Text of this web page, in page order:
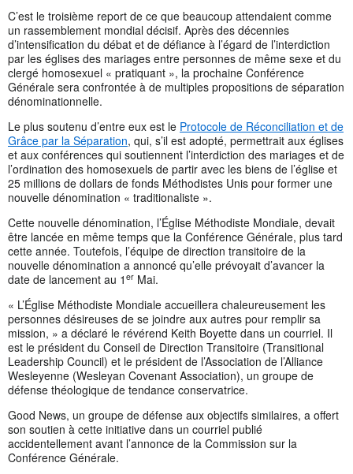
C’est le troisième report de ce que beaucoup attendaient comme
un rassemblement mondial décisif. Après des décennies
d’intensification du débat et de défiance à l’égard de l’interdiction
par les églises des mariages entre personnes de même sexe et du
clergé homosexuel « pratiquant », la prochaine Conférence
Générale sera confrontée à de multiples propositions de séparation
dénominationnelle.
Le plus soutenu d’entre eux est le Protocole de Réconciliation et de
Grâce par la Séparation, qui, s’il est adopté, permettrait aux églises
et aux conférences qui soutiennent l’interdiction des mariages et de
l’ordination des homosexuels de partir avec les biens de l’église et
25 millions de dollars de fonds Méthodistes Unis pour former une
nouvelle dénomination « traditionaliste ».
Cette nouvelle dénomination, l’Église Méthodiste Mondiale, devait
être lancée en même temps que la Conférence Générale, plus tard
cette année. Toutefois, l’équipe de direction transitoire de la
nouvelle dénomination a annoncé qu’elle prévoyait d’avancer la
date de lancement au 1 er Mai.
« L’Église Méthodiste Mondiale accueillera chaleureusement les
personnes désireuses de se joindre aux autres pour remplir sa
mission, » a déclaré le révérend Keith Boyette dans un courriel. Il
est le président du Conseil de Direction Transitoire (Transitional
Leadership Council) et le président de l’Association de l’Alliance
Wesleyenne (Wesleyan Covenant Association), un groupe de
défense théologique de tendance conservatrice.
Good News, un groupe de défense aux objectifs similaires, a offert
son soutien à cette initiative dans un courriel publié
accidentellement avant l’annonce de la Commission sur la
Conférence Générale.